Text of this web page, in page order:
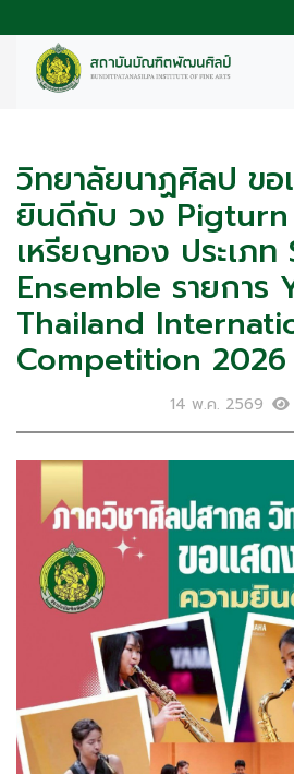
วิทยาลัยนาฏศิลป ข
ยินดีกับ วง Pigturn
เหรียญทอง ประเภท
Ensemble รายการ
Thailand
Competition 2026
14 พ.ค. 2569